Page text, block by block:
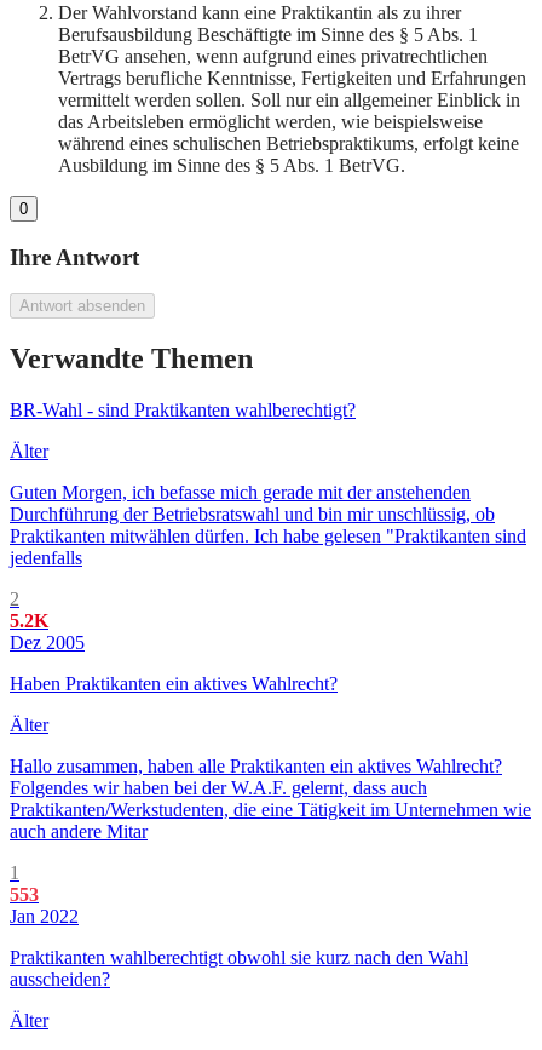
Der Wahlvorstand kann eine Praktikantin als zu ihrer
Berufsausbildung Beschäftigte im Sinne des § 5 Abs. 1
BetrVG ansehen, wenn aufgrund eines privatrechtlichen
Vertrags berufliche Kenntnisse, Fertigkeiten und Erfahrungen
vermittelt werden sollen. Soll nur ein allgemeiner Einblick in
das Arbeitsleben ermöglicht werden, wie beispielsweise
während eines schulischen Betriebspraktikums, erfolgt keine
Ausbildung im Sinne des § 5 Abs. 1 BetrVG.
0
Ihre Antwort
Antwort absenden
Verwandte Themen
BR-Wahl - sind Praktikanten wahlberechtigt?
Älter
Guten Morgen, ich befasse mich gerade mit der anstehenden
Durchführung der Betriebsratswahl und bin mir unschlüssig, ob
Praktikanten mitwählen dürfen. Ich habe gelesen "Praktikanten sind
jedenfalls
2
5.2K
Dez 2005
Haben Praktikanten ein aktives Wahlrecht?
Älter
Hallo zusammen, haben alle Praktikanten ein aktives Wahlrecht?
Folgendes wir haben bei der W.A.F. gelernt, dass auch
Praktikanten/Werkstudenten, die eine Tätigkeit im Unternehmen wie
auch andere Mitar
1
553
Jan 2022
Praktikanten wahlberechtigt obwohl sie kurz nach den Wahl
ausscheiden?
Älter